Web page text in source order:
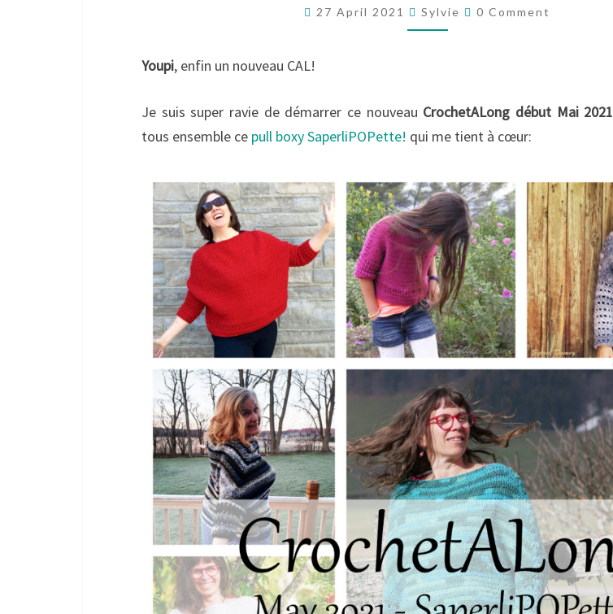
CROCHETALONG
27 April 2021 Sylvie Comments
0 Comment
Youpi, enfin un nouveau CAL!
Je suis super ravie de démarrer ce nouveau CrochetALong début Mai 2021
tous ensemble ce pull boxy SaperliPOPette! qui me tient à cœur: